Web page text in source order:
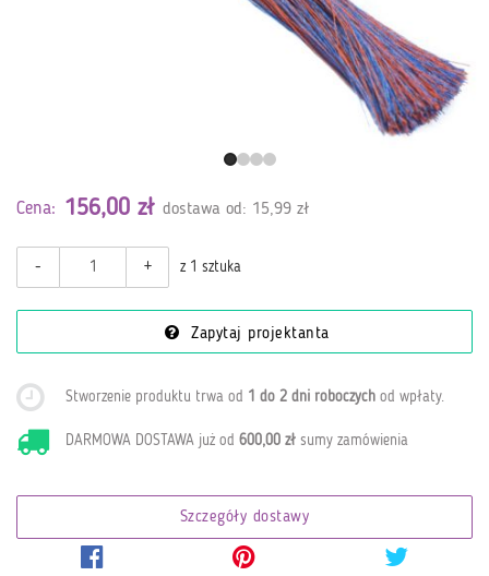
Cena: 156,00 zł dostawa od: 15,99 zł
- + z 1 sztuka
Zapytaj projektanta
Stworzenie produktu trwa od 1 do 2 dni roboczych od wpłaty.
DARMOWA DOSTAWA już od600,00 zł sumy zamówienia
Szczegóły dostawy